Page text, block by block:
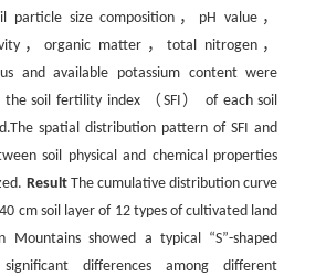
particle size composition，pH value，
，organic matter，total nitrogen，
and available potassium content were
soil fertility index （SFI） of each soil
spatial distribution pattern of SFI and
soil physical and chemical properties
ResultThe cumulative distribution curve
cm soil layer of 12 types of cultivated land
Mountains showed a typical “S”-shaped
differences among different